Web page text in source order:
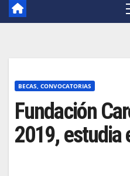
BECAS, CONVOCATORIAS
Fundación
2019, estudia